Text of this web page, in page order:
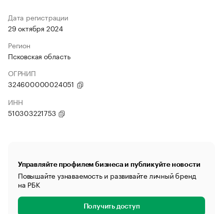
Дата регистрации
29 октября 2024
Регион
Псковская область
ОГРНИП
324600000024051
ИНН
510303221753
Управляйте профилем бизнеса и публикуйте новости
Повышайте узнаваемость и развивайте личный бренд
на РБК
Получить доступ